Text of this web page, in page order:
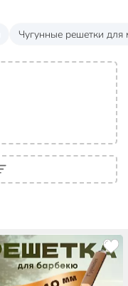
Чугунные решетки для